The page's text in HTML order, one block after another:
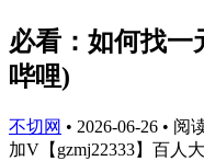
必看：如何找一
哔哩)
不切网 • 2026-06-26 • 阅
加V【gzmj22333】百人